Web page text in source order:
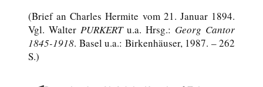
(Brief an Charles Hermite vom 21. Januar 1894.
Vgl. Walter PURKERTu.a. Hrsg.: Georg Cantor
1845-1918. Basel u.a.: Birkenhäuser, 1987. – 262
S.)